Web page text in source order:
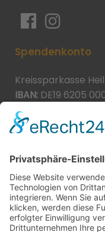
Spendenkonto
Kreissparkasse
IBAN: DE19 6205
BIC:
Spende direkt via
JETZT SPENDEN